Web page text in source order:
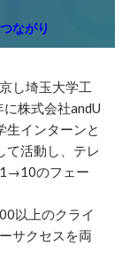
つながり
し埼玉大学工
株式会社andU
生インターンと
て活動し、テレ
1→10のフェー
以上のクライ
サクセスを両